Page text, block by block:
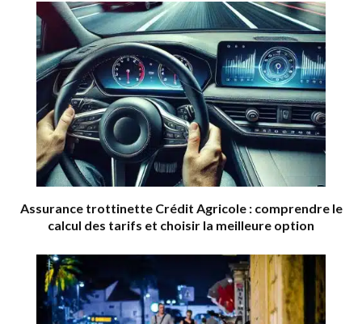
Assurance trottinette Crédit Agricole : comprendre le
calcul des tarifs et choisir la meilleure option